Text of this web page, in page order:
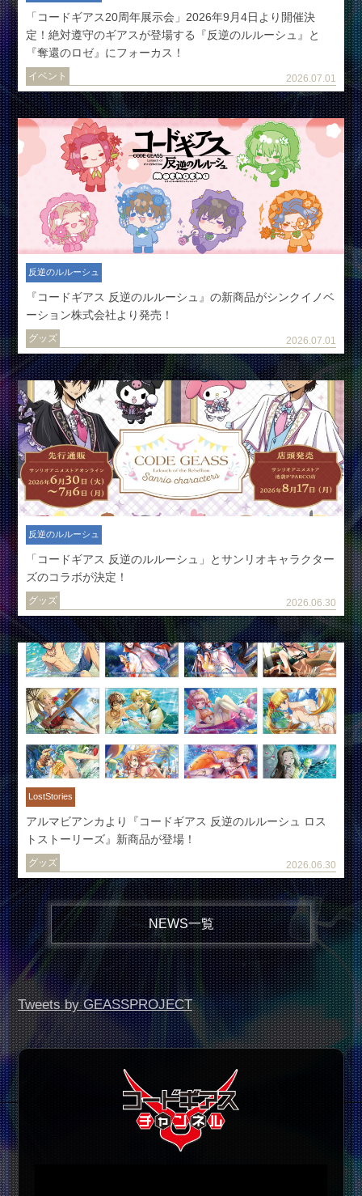
「コードギアス20周年展示会」2026年9月4日より開催決
定！絶対遵守のギアスが登場する『反逆のルルーシュ』と
『奪還のロゼ』にフォーカス！
イベント 2026.07.01
反逆のルルーシュ
『コードギアス 反逆のルルーシュ』の新商品がシンクイノベ
ーション株式会社より発売！
グッズ 2026.07.01
反逆のルルーシュ
「コードギアス 反逆のルルーシュ」とサンリオキャラクター
ズのコラボが決定！
グッズ 2026.06.30
LostStories
アルマビアンカより『コードギアス 反逆のルルーシュ ロス
トストーリーズ』新商品が登場！
グッズ 2026.06.30
NEWS一覧
Tweets by GEASSPROJECT